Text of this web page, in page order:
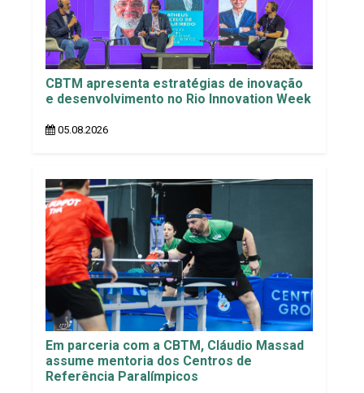
CBTM apresenta estratégias de inovação
e desenvolvimento no Rio Innovation Week
05.08.2026
Em parceria com a CBTM, Cláudio Massad
assume mentoria dos Centros de
Referência Paralímpicos